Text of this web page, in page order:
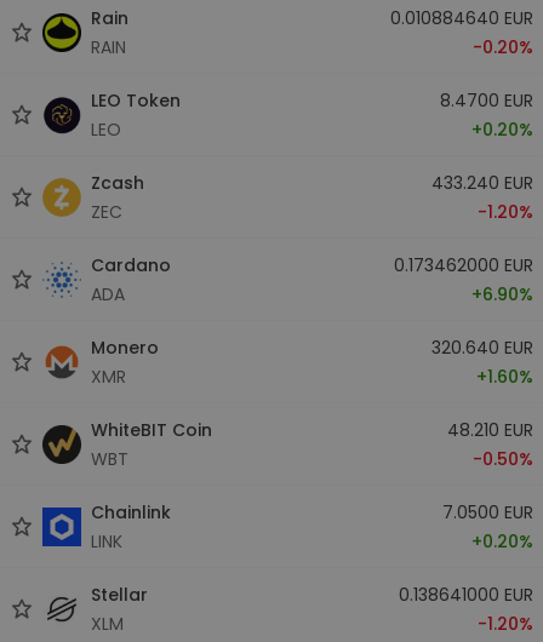
Rain
RAIN
0.010884640 EUR
-0.20%
LEO Token
LEO
8.4700 EUR
+0.20%
Zcash
ZEC
433.240 EUR
-1.20%
Cardano
ADA
0.173462000 EUR
+6.90%
Monero
XMR
320.640 EUR
+1.60%
WhiteBIT Coin
WBT
48.210 EUR
-0.50%
Chainlink
LINK
7.0500 EUR
+0.20%
Stellar
XLM
0.138641000 EUR
-1.20%